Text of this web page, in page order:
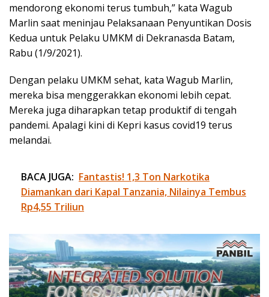
mendorong ekonomi terus tumbuh,” kata Wagub
Marlin saat meninjau Pelaksanaan Penyuntikan Dosis
Kedua untuk Pelaku UMKM di Dekranasda Batam,
Rabu (1/9/2021).
Dengan pelaku UMKM sehat, kata Wagub Marlin,
mereka bisa menggerakkan ekonomi lebih cepat.
Mereka juga diharapkan tetap produktif di tengah
pandemi. Apalagi kini di Kepri kasus covid19 terus
melandai.
BACA JUGA: Fantastis! 1,3 Ton Narkotika
Diamankan dari Kapal Tanzania, Nilainya Tembus
Rp4,55 Triliun